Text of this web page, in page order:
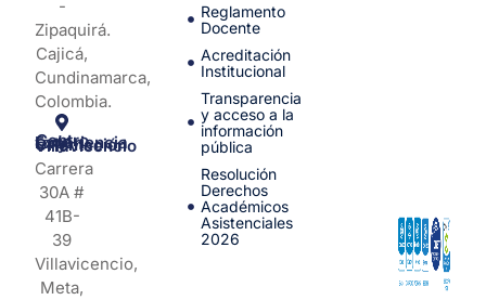
-
Zipaquirá.
Cajicá,
Cundinamarca,
Colombia.
Centro de Experiencia y Orientación Villavicencio
Carrera
30A #
41B-
39
Villavicencio,
Meta,
Reglamento
Docente
Acreditación
Institucional
Transparencia
y acceso a la
información
pública
Resolución
Derechos
Académicos
Asistenciales
2026